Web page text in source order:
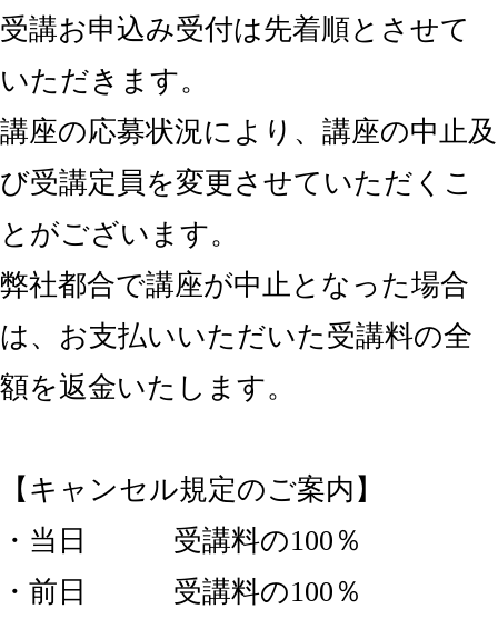
受講お申込み受付は先着順とさせて
いただきます。
講座の応募状況により、講座の中止及
び受講定員を変更させていただくこ
とがございます。
弊社都合で講座が中止となった場合
は、お支払いいただいた受講料の全
額を返金いたします。
【キャンセル規定のご案内】
・当日 受講料の100％
・前日 受講料の100％